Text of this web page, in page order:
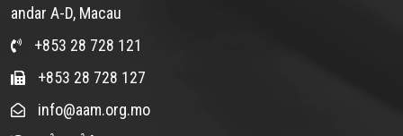
andar A-D, Macau
+853 28 728 121
+853 28 728 127
info@aam.org.mo